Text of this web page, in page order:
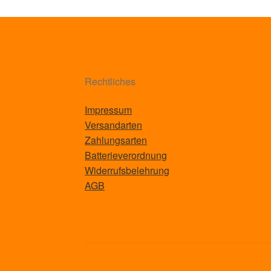
Rechtliches
Impressum
Versandarten
Zahlungsarten
Batterieverordnung
Widerrufsbelehrung
AGB